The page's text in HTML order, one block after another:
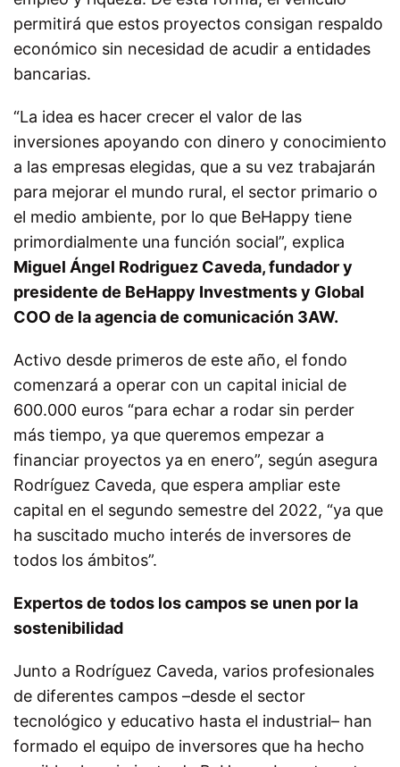
permitirá que estos proyectos consigan respaldo
económico sin necesidad de acudir a entidades
bancarias.
“La idea es hacer crecer el valor de las
inversiones apoyando con dinero y conocimiento
a las empresas elegidas, que a su vez trabajarán
para mejorar el mundo rural, el sector primario o
el medio ambiente, por lo que BeHappy tiene
primordialmente una función social”, explica
Miguel Ángel Rodriguez Caveda, fundador y
presidente de BeHappy Investments y Global
COO de la agencia de comunicación 3AW.
Activo desde primeros de este año, el fondo
comenzará a operar con un capital inicial de
600.000 euros “para echar a rodar sin perder
más tiempo, ya que queremos empezar a
financiar proyectos ya en enero”, según asegura
Rodríguez Caveda, que espera ampliar este
capital en el segundo semestre del 2022, “ya que
ha suscitado mucho interés de inversores de
todos los ámbitos”.
Expertos de todos los campos se unen por la
sostenibilidad
Junto a Rodríguez Caveda, varios profesionales
de diferentes campos –desde el sector
tecnológico y educativo hasta el industrial– han
formado el equipo de inversores que ha hecho